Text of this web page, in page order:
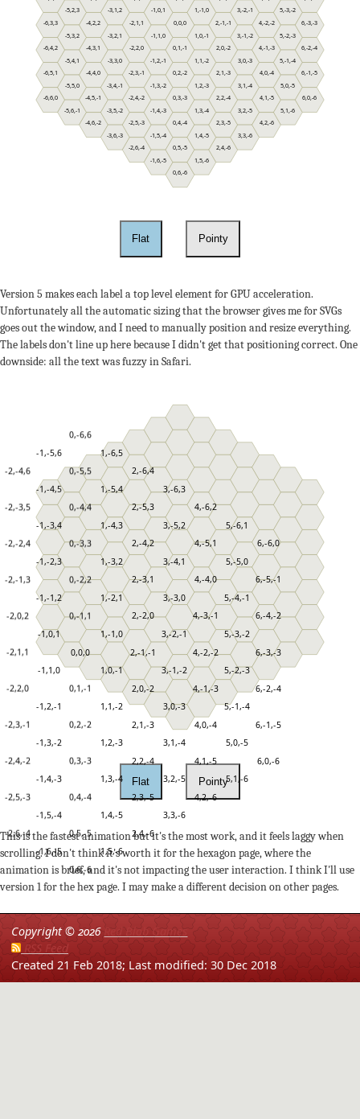
-6,3,3
-6,4,2
-6,5,1
-6,6,0
-5,2,3
-5,3,2
-5,4,1
-5,5,0
-5,6,-1
-4,2,2
-4,3,1
-4,4,0
-4,5,-1
-4,6,-2
-3,1,2
-3,2,1
-3,3,0
-3,4,-1
-3,5,-2
-3,6,-3
-2,1,1
-2,2,0
-2,3,-1
-2,4,-2
-2,5,-3
-2,6,-4
-1,0,1
-1,1,0
-1,2,-1
-1,3,-2
-1,4,-3
-1,5,-4
-1,6,-5
0,0,0
0,1,-1
0,2,-2
0,3,-3
0,4,-4
0,5,-5
0,6,-6
1,-1,0
1,0,-1
1,1,-2
1,2,-3
1,3,-4
1,4,-5
1,5,-6
2,-1,-1
2,0,-2
2,1,-3
2,2,-4
2,3,-5
2,4,-6
3,-2,-1
3,-1,-2
3,0,-3
3,1,-4
3,2,-5
3,3,-6
4,-2,-2
4,-1,-3
4,0,-4
4,1,-5
4,2,-6
5,-3,-2
5,-2,-3
5,-1,-4
5,0,-5
5,1,-6
6,-3,-3
6,-2,-4
6,-1,-5
6,0,-6
Flat Pointy
Version 5 makes each label a top level element for GPU acceleration.
Unfortunately all the automatic sizing that the browser gives me for SVGs
goes out the window, and I need to manually position and resize everything.
The labels don't line up here because I didn't get that positioning correct. One
downside: all the text was fuzzy in Safari.
-2,-4,6
-2,-3,5
-2,-2,4
-2,-1,3
-2,0,2
-2,1,1
-2,2,0
-2,3,-1
-2,4,-2
-2,5,-3
-2,6,-4
-1,-5,6
-1,-4,5
-1,-3,4
-1,-2,3
-1,-1,2
-1,0,1
-1,1,0
-1,2,-1
-1,3,-2
-1,4,-3
-1,5,-4
-1,6,-5
0,-6,6
0,-5,5
0,-4,4
0,-3,3
0,-2,2
0,-1,1
0,0,0
0,1,-1
0,2,-2
0,3,-3
0,4,-4
0,5,-5
0,6,-6
1,-6,5
1,-5,4
1,-4,3
1,-3,2
1,-2,1
1,-1,0
1,0,-1
1,1,-2
1,2,-3
1,3,-4
1,4,-5
1,5,-6
2,-6,4
2,-5,3
2,-4,2
2,-3,1
2,-2,0
2,-1,-1
2,0,-2
2,1,-3
2,2,-4
2,3,-5
2,4,-6
3,-6,3
3,-5,2
3,-4,1
3,-3,0
3,-2,-1
3,-1,-2
3,0,-3
3,1,-4
3,2,-5
3,3,-6
4,-6,2
4,-5,1
4,-4,0
4,-3,-1
4,-2,-2
4,-1,-3
4,0,-4
4,1,-5
4,2,-6
5,-6,1
5,-5,0
5,-4,-1
5,-3,-2
5,-2,-3
5,-1,-4
5,0,-5
5,1,-6
6,-6,0
6,-5,-1
6,-4,-2
6,-3,-3
6,-2,-4
6,-1,-5
6,0,-6
Flat Pointy
This is the fastest animation but it's the most work, and it feels laggy when
scrolling. I don't think it's worth it for the hexagon page, where the
animation is brief, and it's not impacting the user interaction. I think I'll use
version 1 for the hex page. I may make a different decision on other pages.
Copyright ©2026 Red Blob Games
RSS Feed
Created 21 Feb 2018;Last modified: 30 Dec 2018